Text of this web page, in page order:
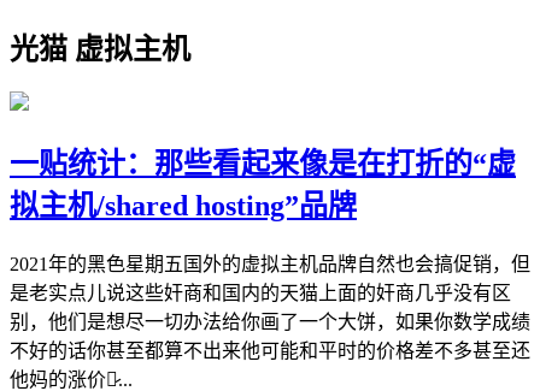
光猫 虚拟主机
一贴统计：那些看起来像是在打折的“虚
拟主机/shared hosting”品牌
2021年的黑色星期五国外的虚拟主机品牌自然也会搞促销，但
是老实点儿说这些奸商和国内的天猫上面的奸商几乎没有区
别，他们是想尽一切办法给你画了一个大饼，如果你数学成绩
不好的话你甚至都算不出来他可能和平时的价格差不多甚至还
他妈的涨价了̷...